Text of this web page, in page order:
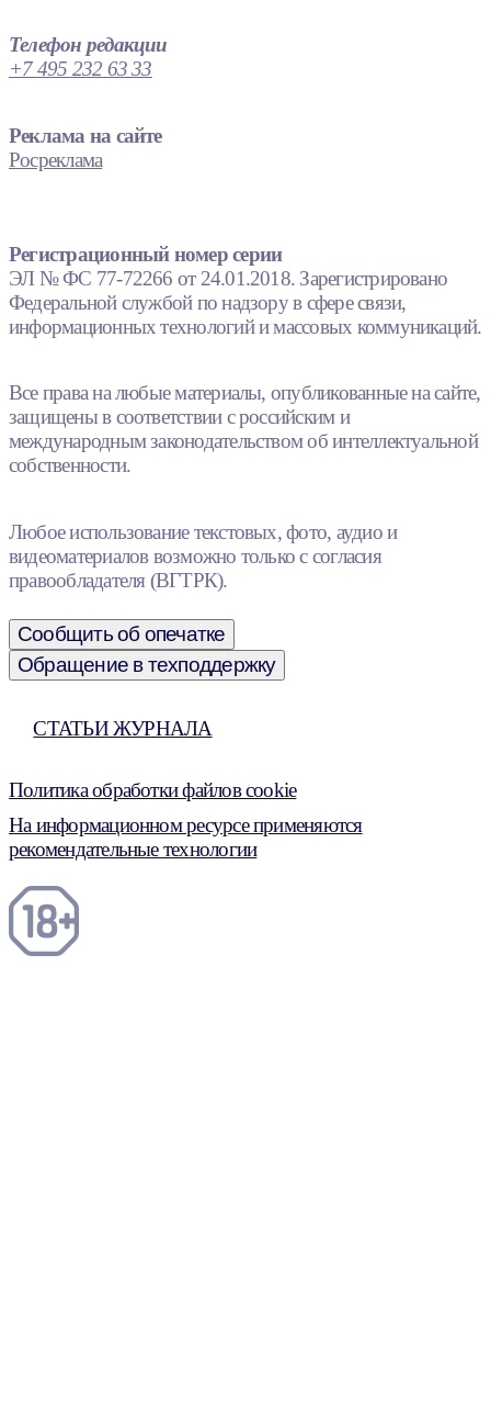
Телефон редакции
+7 495 232 63 33
Реклама на сайте
Росреклама
Регистрационный номер серии
ЭЛ № ФС 77-72266 от 24.01.2018. Зарегистрировано
Федеральной службой по надзору в сфере связи,
информационных технологий и массовых коммуникаций.
Все права на любые материалы, опубликованные на сайте,
защищены в соответствии с российским и
международным законодательством об интеллектуальной
собственности.
Любое использование текстовых, фото, аудио и
видеоматериалов возможно только с согласия
правообладателя (ВГТРК).
Сообщить об опечатке
Обращение в техподдержку
СТАТЬИ ЖУРНАЛА
Политика обработки файлов cookie
На информационном ресурсе применяются
рекомендательные технологии